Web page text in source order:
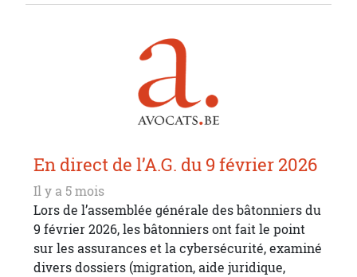
En direct de l’A.G. du 9 février 2026
Il y a 5 mois
Lors de l’assemblée générale des bâtonniers du
9 février 2026, les bâtonniers ont fait le point
sur les assurances et la cybersécurité, examiné
divers dossiers (migration, aide juridique,